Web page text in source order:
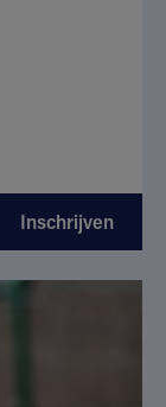
Inschrijven